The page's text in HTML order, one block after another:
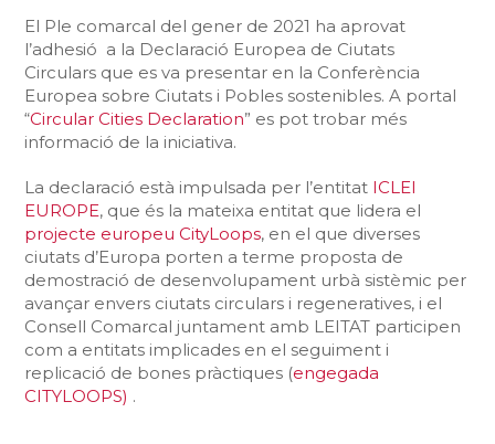
El Ple comarcal del gener de 2021 ha aprovat
l’adhesió a la Declaració Europea de Ciutats
Circulars que es va presentar en la Conferència
Europea sobre Ciutats i Pobles sostenibles. A portal
“Circular Cities Declaration” es pot trobar més
informació de la iniciativa.
La declaració està impulsada per l’entitat ICLEI
EUROPE, que és la mateixa entitat que lidera el
projecte europeu CityLoops, en el que diverses
ciutats d’Europa porten a terme proposta de
demostració de desenvolupament urbà sistèmic per
avançar envers ciutats circulars i regeneratives, i el
Consell Comarcal juntament amb LEITAT participen
com a entitats implicades en el seguiment i
replicació de bones pràctiques (engegada
CITYLOOPS) .